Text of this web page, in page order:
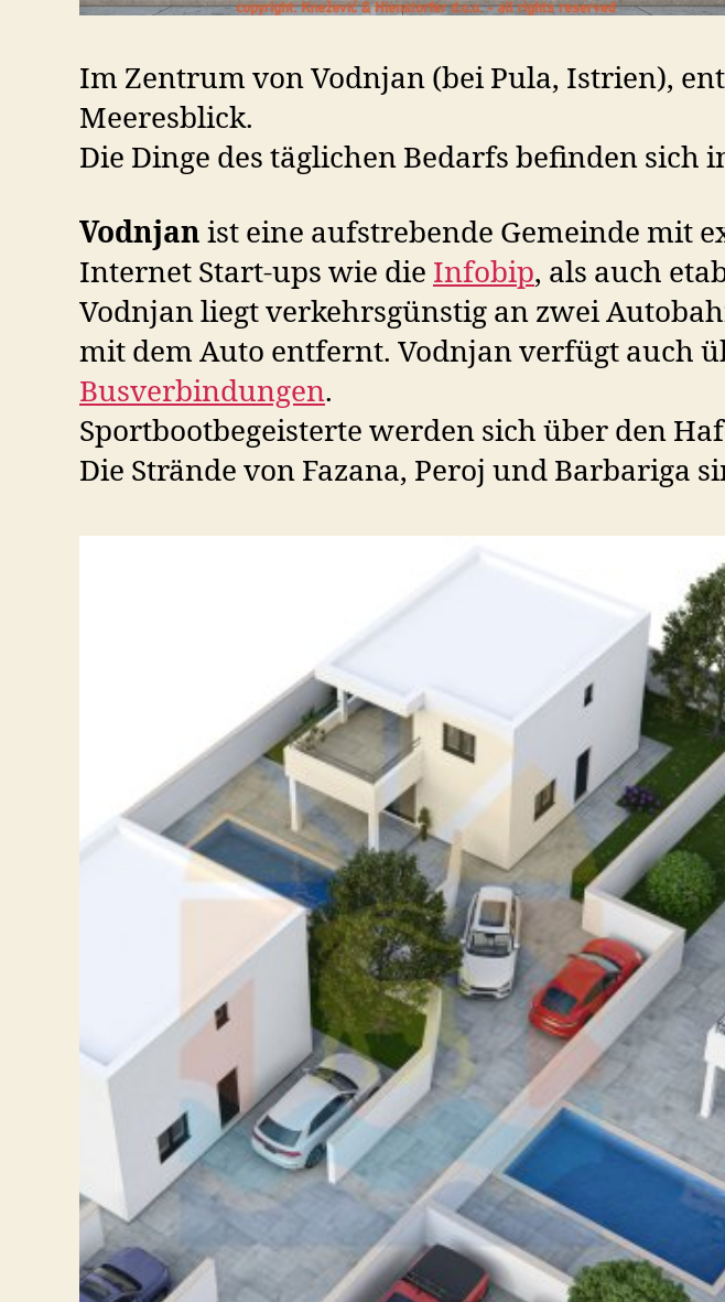
Im Zentrum von Vodnjan (bei Pula, Istrien),
Meeresblick.
Die Dinge des täglichen Bedarfs befinden
Vodnjan ist eine aufstrebende Gemeinde mit
Internet Start-ups wie die Infobip, als auch
Vodnjan liegt verkehrsgünstig an zwei
mit dem Auto entfernt. Vodnjan verfügt auch
Busverbindungen.
Sportbootbegeisterte werden sich über den
Die Strände von Fazana, Peroj und Barbariga